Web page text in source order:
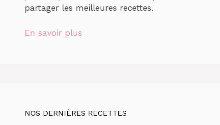
partager les meilleures recettes.
En savoir plus
NOS DERNIÈRES RECETTES